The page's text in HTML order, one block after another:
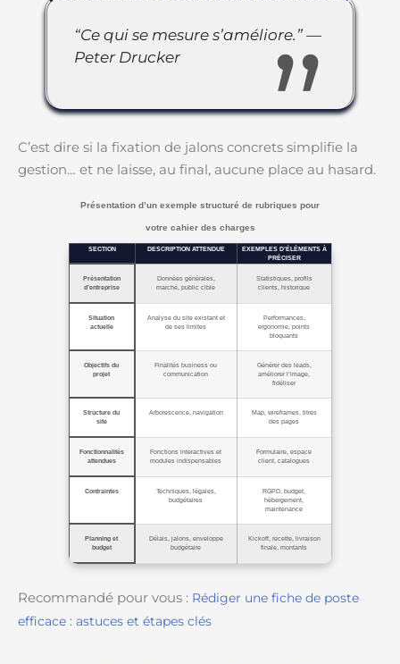
“Ce qui se mesure s’améliore.” —
Peter Drucker
C’est dire si la fixation de jalons concrets simplifie la
gestion… et ne laisse, au final, aucune place au hasard.
Présentation d’un exemple structuré de rubriques pour
votre cahier des charges
SECTION DESCRIPTION ATTENDUE
EXEMPLES D’ÉLÉMENTS À
PRÉCISER
Présentation
d’entreprise
Données générales,
marché, public cible
Statistiques, profils
clients, historique
Situation
actuelle
Analyse du site existant et
de ses limites
Performances,
ergonomie, points
bloquants
Objectifs du
projet
Finalités business ou
communication
Générer des leads,
améliorer l’image,
fidéliser
Structure du
site
Arborescence, navigation
Map, wireframes, titres
des pages
Fonctionnalités
attendues
Fonctions interactives et
modules indispensables
Formulaire, espace
client, catalogues
Contraintes
Techniques, légales,
budgétaires
RGPD, budget,
hébergement,
maintenance
Planning et
budget
Délais, jalons, enveloppe
budgétaire
Kickoff, recette, livraison
finale, montants
Recommandé pour vous : Rédiger une fiche de poste
efficace : astuces et étapes clés